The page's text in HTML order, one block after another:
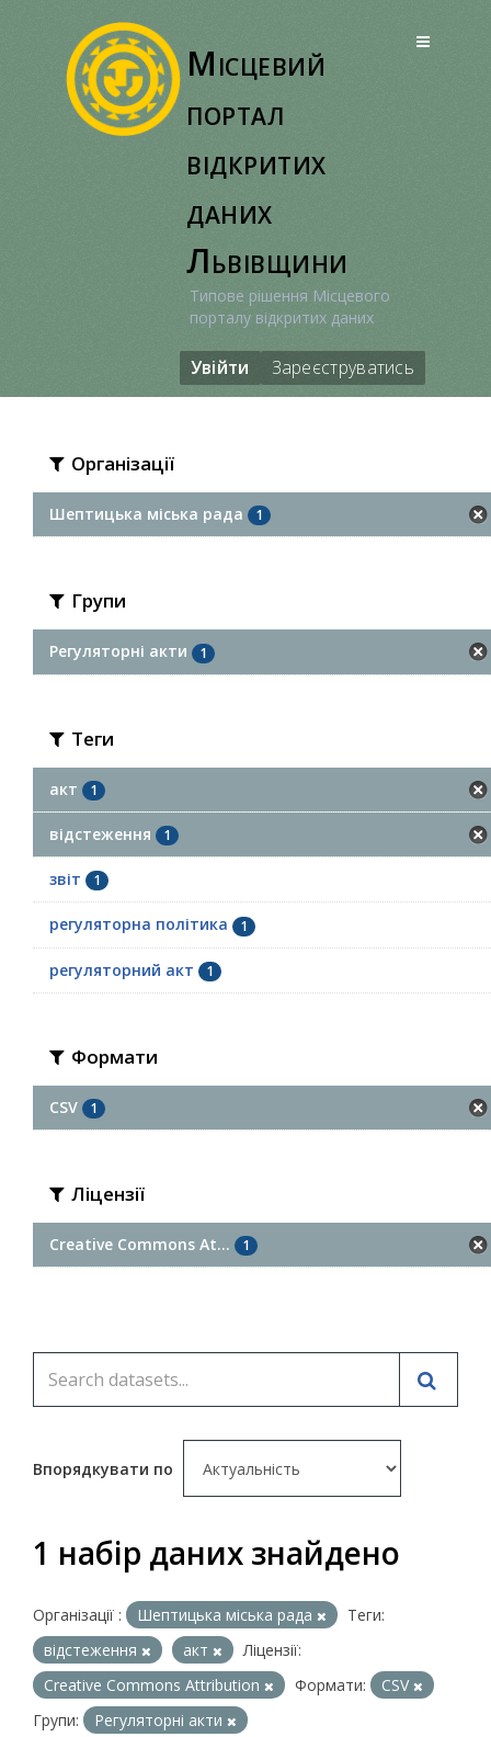
Місцевий
портал
відкритих
даних
Львівщини
Типове рішення Місцевого
порталу відкритих даних
Увійти Зареєструватись
Організації
Шептицька міська рада 1
Групи
Регуляторні акти 1
Теги
акт 1
відстеження 1
звіт 1
регуляторна політика 1
регуляторний акт 1
Формати
CSV 1
Ліцензії
Creative Commons At... 1
Впорядкувати по
1 набір даних знайдено
Організації : Шептицька міська рада
Теги:
відстеження
акт
Ліцензії:
Creative Commons Attribution
Формати:
CSV
Групи:
Регуляторні акти